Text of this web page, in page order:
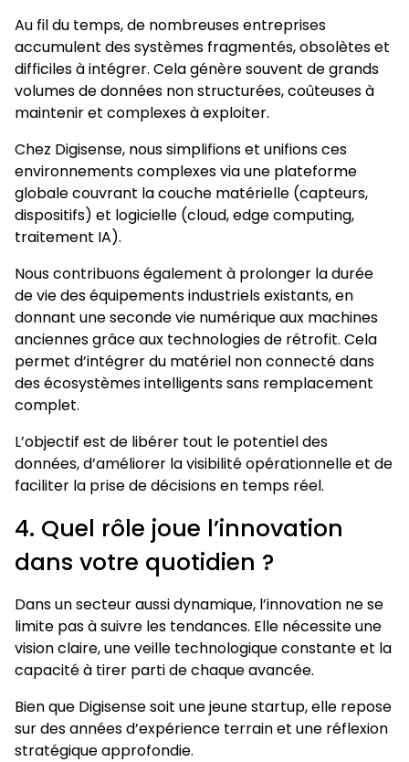
Au fil du temps, de nombreuses entreprises
accumulent des systèmes fragmentés, obsolètes et
difficiles à intégrer. Cela génère souvent de grands
volumes de données non structurées, coûteuses à
maintenir et complexes à exploiter.
Chez Digisense, nous simplifions et unifions ces
environnements complexes via une plateforme
globale couvrant la couche matérielle (capteurs,
dispositifs) et logicielle (cloud, edge computing,
traitement IA).
Nous contribuons également à prolonger la durée
de vie des équipements industriels existants, en
donnant une seconde vie numérique aux machines
anciennes grâce aux technologies de rétrofit. Cela
permet d’intégrer du matériel non connecté dans
des écosystèmes intelligents sans remplacement
complet.
L’objectif est de libérer tout le potentiel des
données, d’améliorer la visibilité opérationnelle et de
faciliter la prise de décisions en temps réel.
4. Quel rôle joue l’innovation
dans votre quotidien ?
Dans un secteur aussi dynamique, l’innovation ne se
limite pas à suivre les tendances. Elle nécessite une
vision claire, une veille technologique constante et la
capacité à tirer parti de chaque avancée.
Bien que Digisense soit une jeune startup, elle repose
sur des années d’expérience terrain et une réflexion
stratégique approfondie.